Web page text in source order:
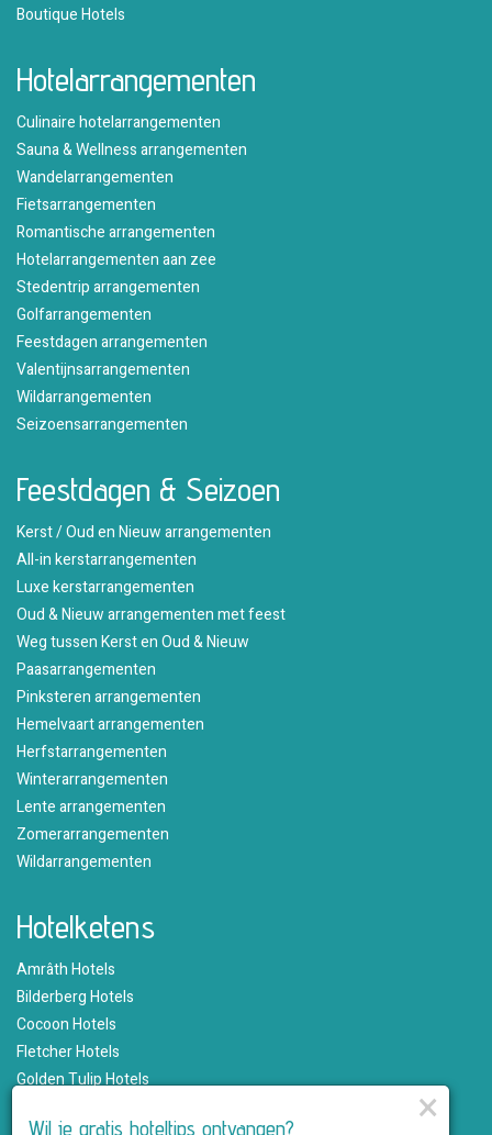
Boutique Hotels
Hotelarrangementen
Culinaire hotelarrangementen
Sauna & Wellness arrangementen
Wandelarrangementen
Fietsarrangementen
Romantische arrangementen
Hotelarrangementen aan zee
Stedentrip arrangementen
Golfarrangementen
Feestdagen arrangementen
Valentijnsarrangementen
Wildarrangementen
Seizoensarrangementen
Feestdagen & Seizoen
Kerst / Oud en Nieuw arrangementen
All-in kerstarrangementen
Luxe kerstarrangementen
Oud & Nieuw arrangementen met feest
Weg tussen Kerst en Oud & Nieuw
Paasarrangementen
Pinksteren arrangementen
Hemelvaart arrangementen
Herfstarrangementen
Winterarrangementen
Lente arrangementen
Zomerarrangementen
Wildarrangementen
Hotelketens
Amrâth Hotels
Bilderberg Hotels
Cocoon Hotels
Fletcher Hotels
Golden Tulip Hotels
×
Wil je gratis hoteltips ontvangen?